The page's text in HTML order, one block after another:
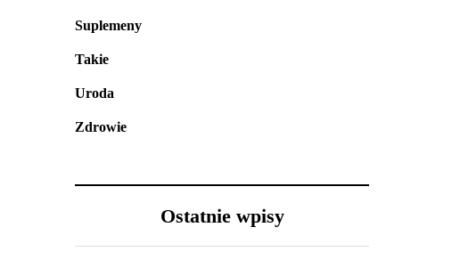
Suplemeny
Takie
Uroda
Zdrowie
Ostatnie wpisy